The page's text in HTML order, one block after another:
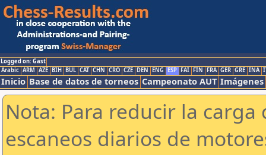
Logged on: Gast
Arabic ARM AZE BIH BUL CAT CHN CRO CZE DEN ENG ESP FAI FIN FRA GER GRE INA
Inicio Base de datos de torneos Campeonato AUT Imágenes
Nota: Para reducir la
escaneos diarios de